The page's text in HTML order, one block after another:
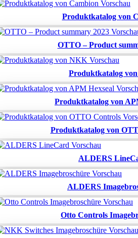
Produktkatalog von
OTTO – Product
Produktkatalog
Produktkatalog von
Produktkatalog von
ALDERS
ALDERS
Otto Controls